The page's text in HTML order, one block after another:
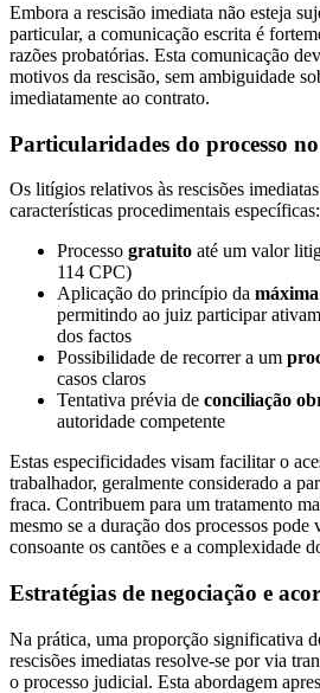
Embora a rescisão imediata não esteja
particular, a comunicação escrita é
razões probatórias. Esta comunicação
motivos da rescisão, sem ambiguidade
imediatamente ao contrato.
Particularidades do processo
Os litígios relativos às rescisões
características procedimentais específicas:
Processo gratuito até um valor
114 CPC)
Aplicação do princípio da
permitindo ao juiz participar
dos factos
Possibilidade de recorrer a um
casos claros
Tentativa prévia de conciliação
autoridade competente
Estas especificidades visam facilitar o
trabalhador, geralmente considerado a
fraca. Contribuem para um tratamento
mesmo se a duração dos processos
consoante os cantões e a complexidade
Estratégias de negociação e
Na prática, uma proporção significativa
rescisões imediatas resolve-se por via
o processo judicial. Esta abordagem